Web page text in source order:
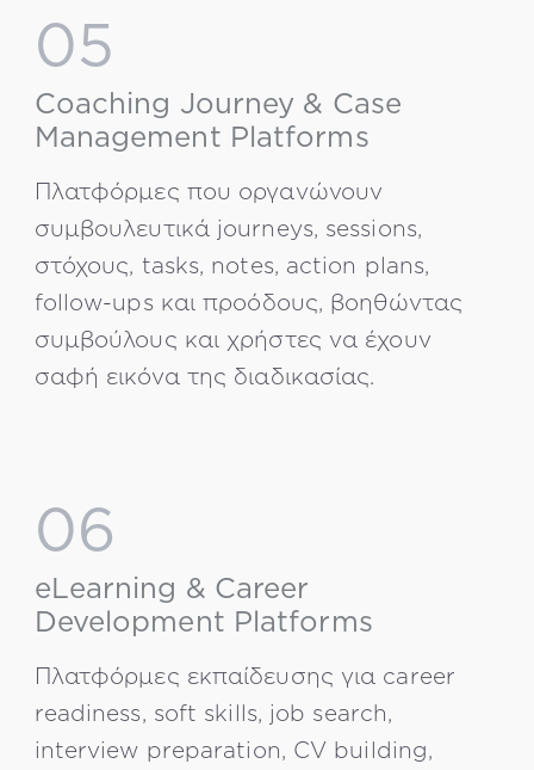
05
Coaching Journey & Case
Management Platforms
Πλατφόρμες που οργανώνουν
συμβουλευτικά journeys, sessions,
στόχους, tasks, notes, action plans,
follow-ups και προόδους, βοηθώντας
συμβούλους και χρήστες να έχουν
σαφή εικόνα της διαδικασίας.
06
eLearning & Career
Development Platforms
Πλατφόρμες εκπαίδευσης για career
readiness, soft skills, job search,
interview preparation, CV building,